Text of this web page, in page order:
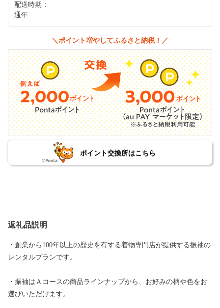
配送時期：
通年
＼ポイント増やしてふるさと納税！／
ポイント交換所はこちら
返礼品説明
・創業から100年以上の歴史を有する着物専門店が提供する振袖の
レンタルプランです。
・振袖はＡコースの商品ラインナップから、お好みの柄や色をお
選びいただけます。